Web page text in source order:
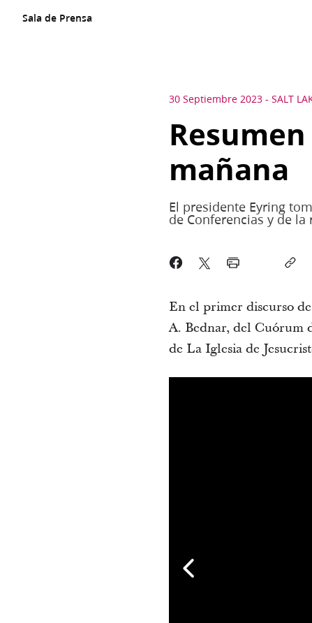
Sala de Prensa
30 Septiembre 2023 - SALT
mañana
El presidente Eyring
de Conferencias y de
En el primer discurso
A. Bednar, del Cuórum
de La Iglesia de